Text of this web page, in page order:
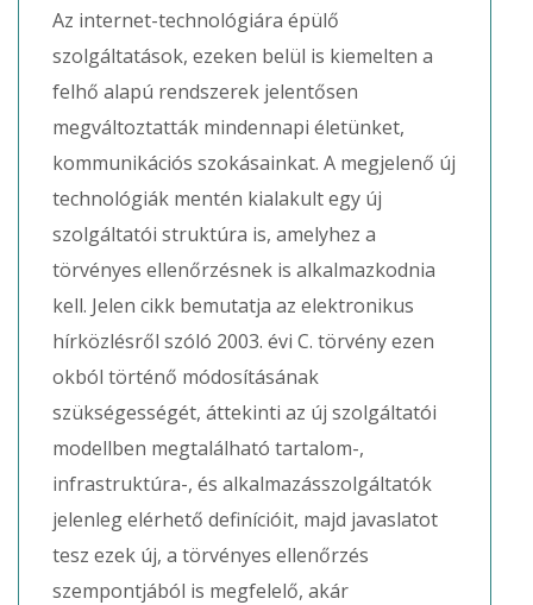
Az internet-technológiára épülő
szolgáltatások, ezeken belül is kiemelten a
felhő alapú rendszerek jelentősen
megváltoztatták mindennapi életünket,
kommunikációs szokásainkat. A megjelenő új
technológiák mentén kialakult egy új
szolgáltatói struktúra is, amelyhez a
törvényes ellenőrzésnek is alkalmazkodnia
kell. Jelen cikk bemutatja az elektronikus
hírközlésről szóló 2003. évi C. törvény ezen
okból történő módosításának
szükségességét, áttekinti az új szolgáltatói
modellben megtalálható tartalom-,
infrastruktúra-, és alkalmazásszolgáltatók
jelenleg elérhető definícióit, majd javaslatot
tesz ezek új, a törvényes ellenőrzés
szempontjából is megfelelő, akár